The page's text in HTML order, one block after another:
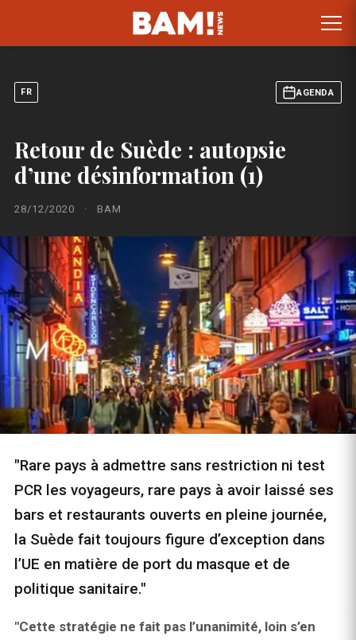
FR AGENDA
Retour de Suède : autopsie
d’une désinformation (1)
28/12/2020 · BAM
"Rare pays à admettre sans restriction ni test
PCR les voyageurs, rare pays à avoir laissé ses
bars et restaurants ouverts en pleine journée,
la Suède fait toujours figure d’exception dans
l’UE en matière de port du masque et de
politique sanitaire."
"Cette stratégie ne fait pas l’unanimité, loin s’en